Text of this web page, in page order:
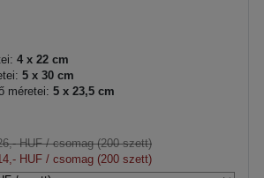
4 x 22 cm
5 x 30 cm
méretei: 5 x 23,5 cm
HUF/ csomag (200 szett)
HUF / csomag (200 szett)